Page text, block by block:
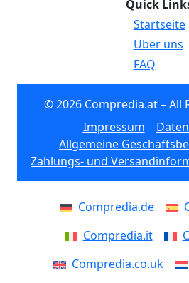
Quick
Startseite
Über uns
FAQ
© 2026 Compredia.at – All
Impressum
Allgemeine
Zahlungs- und
Compredia.de
Compredia.it
Compredia.co.uk